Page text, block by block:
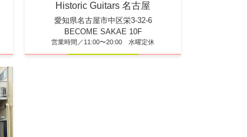
Historic Guitars 名古屋
愛知県名古屋市中区栄3-32-6
BECOME SAKAE 10F
営業時間／11:00〜20:00 水曜定休